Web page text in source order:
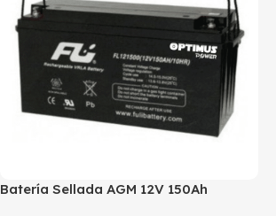
Batería Sellada AGM 12V 150Ah